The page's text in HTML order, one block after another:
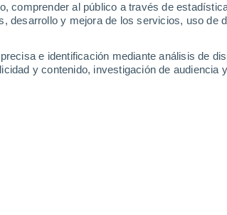
comprender al público a través de
desarrollo y mejora de los servicios, uso de
e identificación mediante análisis de
y contenido, investigación de audiencia